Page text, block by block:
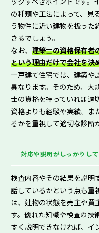
の種類や工法によって、見
う物件に近い建物を扱った
きるでしょう。
なお、 建築士の資格保有者
という理由だけで会社を決
一戸建て住宅では、建築や
異なります。そのため、大
士の資格を持っていれば適
資格よりも経験や実績、ま
るかを重視して適切な診断
対応や説明がしっかりし
検査内容やその結果を説明
話しているかという点も重
は、建物の状態を売主や買
す。優れた知識や検査の技
すく説明できなければ、イ